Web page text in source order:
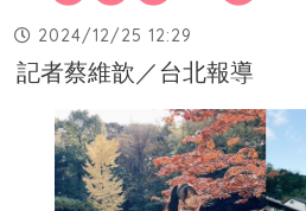
2024/12/25 12:29
記者蔡維歆／台北報導